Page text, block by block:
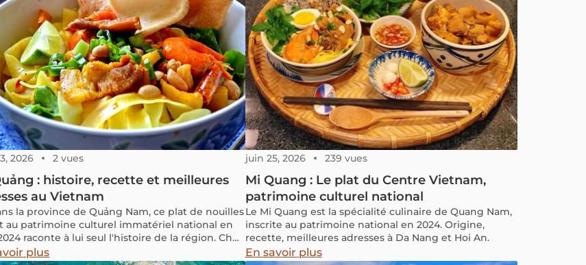
2026 2 vues
: histoire, recette et meilleures
au Vietnam
la province de Quảng Nam, ce plat de nouilles
au patrimoine culturel immatériel national en
raconte à lui seul l'histoire de la région. Chez
Découverte, nous avons arpenté les ruelles
plus
juin 25, 2026 239 vues
Mi Quang : Le plat du Centre Vietnam,
patrimoine culturel national
Le Mi Quang est la spécialité culinaire de Quang Nam,
inscrite au patrimoine national en 2024. Origine,
recette, meilleures adresses à Da Nang et Hoi An.
En savoir plus